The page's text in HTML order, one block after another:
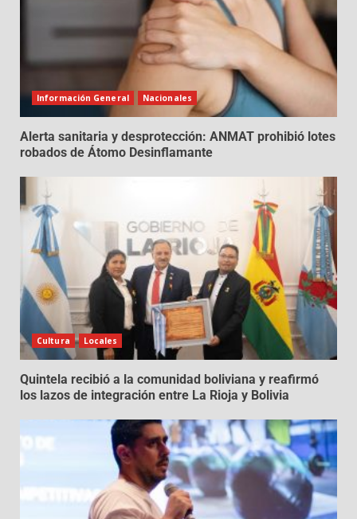
Información General Nacionales
Alerta sanitaria y desprotección: ANMAT prohibió lotes
robados de Átomo Desinflamante
Cultura Locales
Quintela recibió a la comunidad boliviana y reafirmó
los lazos de integración entre La Rioja y Bolivia